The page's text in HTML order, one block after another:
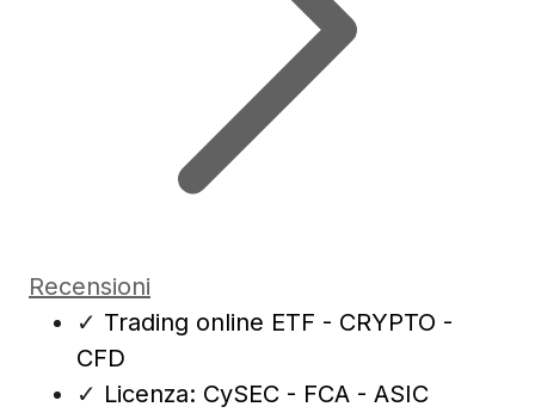
Recensioni
✓ Trading online ETF - CRYPTO -
CFD
✓ Licenza: CySEC - FCA - ASIC